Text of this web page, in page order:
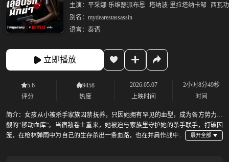
主演： 平采娜·乐维瑟派布恩 塔纳波·里拉塔纳卡邹
西瓦
别名： mydearestassassin
语言： 泰语
立即播放
5.6
评分
9458
热度
2026.05.07
上映时间
2小时8分49秒
时间
简介：女孩从小被杀手家族囚禁抚养，只因她拥有罕见的血型，成为各方势力觊
觎的“移动血库”。当宿敌卷土重来，她被迫与家族里守护她的杀手联手，打破囚
笼，在枪林弹雨中为自己的生存杀出一条血路，也在并肩作战中，